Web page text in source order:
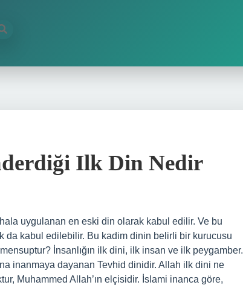
Ilk Din Nedir
uygulanan en eski din olarak kabul edilir. Ve bu
kabul edilebilir. Bu kadim dinin belirli bir kurucusu
İnsanlığın ilk dini, ilk insan ve ilk peygamber.
inanmaya dayanan Tevhid dinidir. Allah ilk dini ne
Muhammed Allah’ın elçisidir. İslami inanca göre,